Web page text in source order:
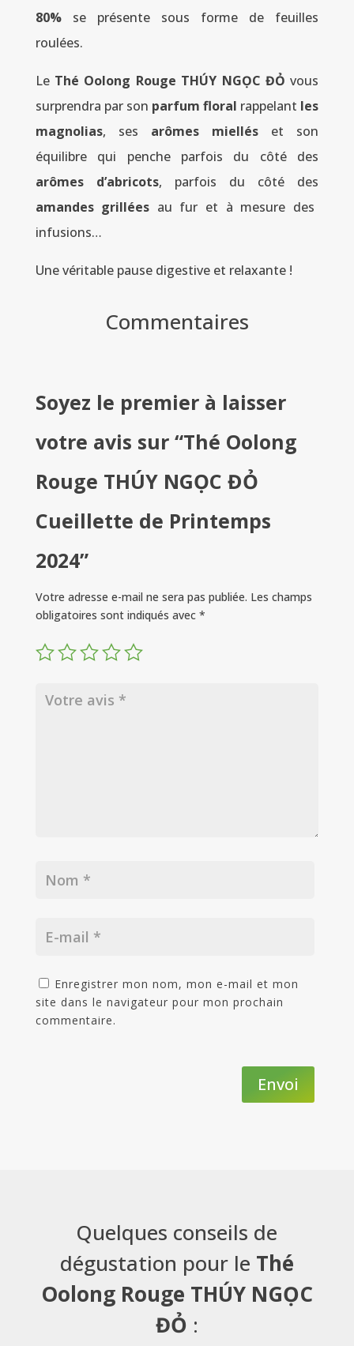
80%se présente sous forme de feuilles
roulées.
Le Thé Oolong Rouge THÚY NGỌC ĐỎ vous
surprendra par son parfum floral rappelant les
magnolias, ses arômes miellés et son
équilibre qui penche parfois du côté des
arômes d’abricots, parfois du côté des
amandes grillées au fur et à mesure des
infusions…
Une véritable pause digestive et relaxante !
Commentaires
Soyez le premier à laisser
votre avis sur “Thé Oolong
Rouge THÚY NGỌC ĐỎ
Cueillette de Printemps
2024”
Votre adresse e-mail ne sera pas publiée. Les champs
obligatoires sont indiqués avec *
Enregistrer mon nom, mon e-mail et mon
site dans le navigateur pour mon prochain
commentaire.
Envoi
Quelques conseils de
dégustation pour le Thé
Oolong Rouge THÚY NGỌC
ĐỎ :